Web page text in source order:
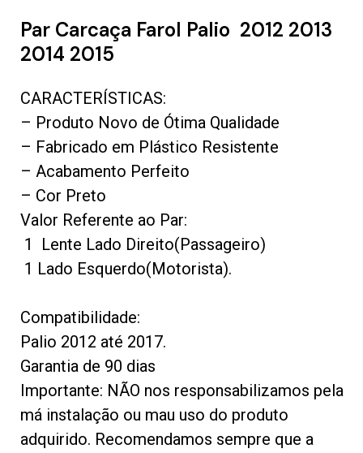
Par Carcaça Farol Palio 2012 2013
2014 2015
CARACTERÍSTICAS:
– Produto Novo de Ótima Qualidade
– Fabricado em Plástico Resistente
– Acabamento Perfeito
– Cor Preto
Valor Referente ao Par:
1 Lente Lado Direito(Passageiro)
1 Lado Esquerdo(Motorista).
Compatibilidade:
Palio 2012 até 2017.
Garantia de 90 dias
Importante: NÃO nos responsabilizamos pela
má instalação ou mau uso do produto
adquirido. Recomendamos sempre que a